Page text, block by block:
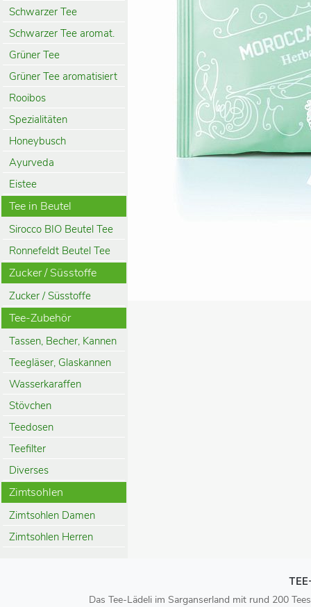
Schwarzer Tee
Schwarzer Tee aromat.
Grüner Tee
Grüner Tee aromatisiert
Rooibos
Spezialitäten
Honeybusch
Ayurveda
Eistee
Tee in Beutel
Sirocco BIO Beutel Tee
Ronnefeldt Beutel Tee
Zucker / Süsstoffe
Zucker / Süsstoffe
Tee-Zubehör
Tassen, Becher, Kannen
Teegläser, Glaskannen
Wasserkaraffen
Stövchen
Teedosen
Teefilter
Diverses
Zimtsohlen
Zimtsohlen Damen
Zimtsohlen Herren
Das Tee-Lädeli im Sarganserland mit rund 200